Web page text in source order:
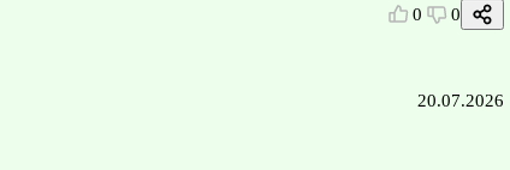
0 0
20.07.2026